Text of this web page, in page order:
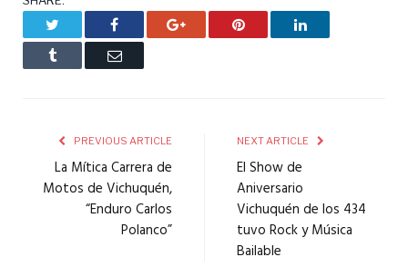
Facebook Google+ Pinterest LinkedIn
Tumblr Email
PREVIOUS ARTICLE
La Mítica Carrera de
Motos de Vichuquén,
“Enduro Carlos
Polanco”
NEXT ARTICLE
El Show de
Aniversario
Vichuquén de los 434
tuvo Rock y Música
Bailable